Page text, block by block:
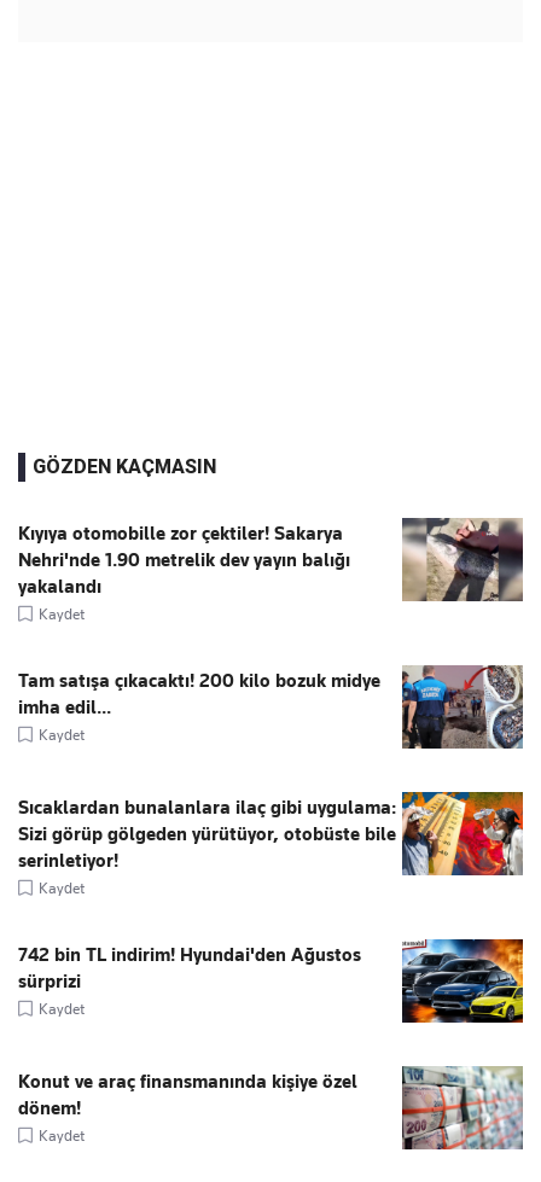
GÖZDEN KAÇMASIN
Kıyıya otomobille zor çektiler! Sakarya
Nehri'nde 1.90 metrelik dev yayın balığı
yakalandı
Kaydet
Tam satışa çıkacaktı! 200 kilo bozuk midye
imha edil...
Kaydet
Sıcaklardan bunalanlara ilaç gibi uygulama:
Sizi görüp gölgeden yürütüyor, otobüste bile
serinletiyor!
Kaydet
742 bin TL indirim! Hyundai'den Ağustos
sürprizi
Kaydet
Konut ve araç finansmanında kişiye özel
dönem!
Kaydet